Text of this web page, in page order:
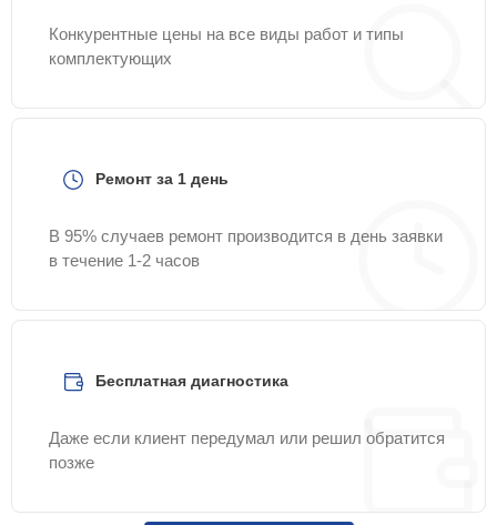
Конкурентные цены на все виды работ и типы
комплектующих
Ремонт за 1 день
В 95% случаев ремонт производится в день заявки
в течение 1-2 часов
Бесплатная диагностика
Даже если клиент передумал или решил обратится
позже